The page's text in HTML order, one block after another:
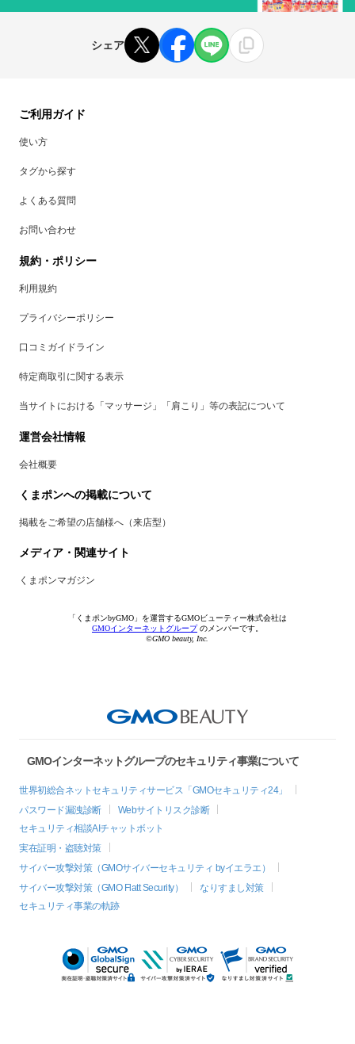
シェア
ご利用ガイド
使い方
タグから探す
よくある質問
お問い合わせ
規約・ポリシー
利用規約
プライバシーポリシー
口コミガイドライン
特定商取引に関する表示
当サイトにおける「マッサージ」「肩こり」等の表記について
運営会社情報
会社概要
くまポンへの掲載について
掲載をご希望の店舗様へ（来店型）
メディア・関連サイト
くまポンマガジン
「くまポンbyGMO」を運営するGMOビューティー株式会社は
GMOインターネットグループのメンバーです。
©GMO beauty, Inc.
GMOインターネットグループのセキュリティ事業について
世界初総合ネットセキュリティサービス「GMOセキュリティ24」
パスワード漏洩診断
Webサイトリスク診断
セキュリティ相談AIチャットボット
実在証明・盗聴対策
サイバー攻撃対策（GMOサイバーセキュリティ byイエラエ）
サイバー攻撃対策（GMO Flatt Security）
なりすまし対策
セキュリティ事業の軌跡